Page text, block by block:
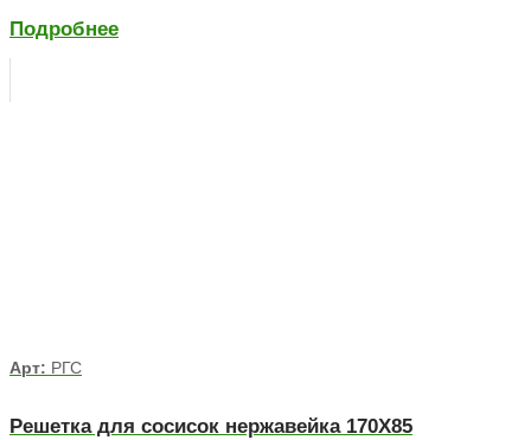
Подробнее
Арт: РГС
Решетка для сосисок нержавейка 170Х85